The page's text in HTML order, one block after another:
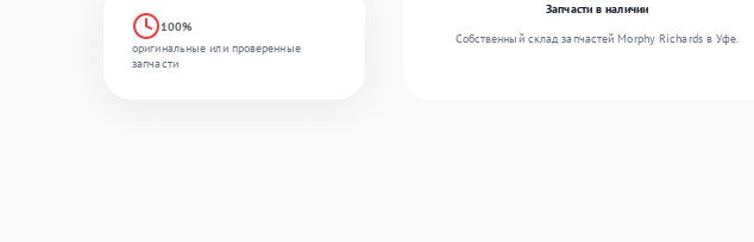
100%
оригинальные или проверенные
запчасти
Запчасти в наличии
Собственный склад запчастей Morphy Richards в Уфе.